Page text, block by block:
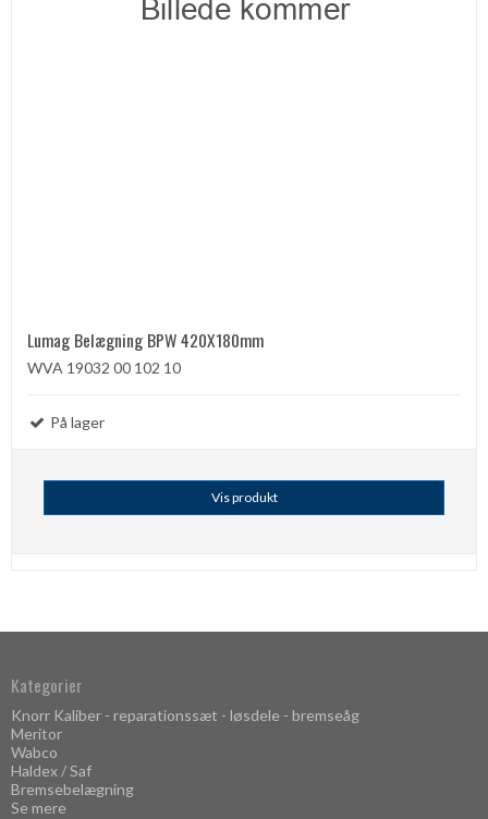
Lumag Belægning BPW 420X180mm
WVA 19032 00 102 10
På lager
Vis produkt
Kategorier
Knorr Kaliber - reparationssæt - løsdele - bremseåg
Meritor
Wabco
Haldex / Saf
Bremsebelægning
Se mere